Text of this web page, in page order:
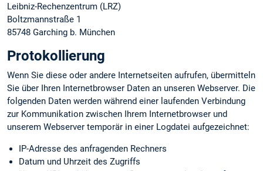
Leibniz-Rechenzentrum (LRZ)
Boltzmannstraße 1
85748 Garching b. München
Protokollierung
Wenn Sie diese oder andere Internetseiten aufrufen, übermitteln
Sie über Ihren Internetbrowser Daten an unseren Webserver. Die
folgenden Daten werden während einer laufenden Verbindung
zur Kommunikation zwischen Ihrem Internetbrowser und
unserem Webserver temporär in einer Logdatei aufgezeichnet:
IP-Adresse des anfragenden Rechners
Datum und Uhrzeit des Zugriffs